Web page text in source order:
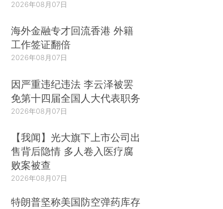
2026年08月07日
海外金融专才回流香港 外籍
工作签证翻倍
2026年08月07日
因严重违纪违法 李云泽被罢
免第十四届全国人大代表职务
2026年08月07日
【我闻】光大旗下上市公司出
售背后隐情 多人卷入医疗腐
败案被查
2026年08月07日
特朗普坚称美国防空弹药库存